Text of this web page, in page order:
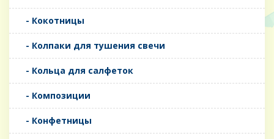
- Кокотницы
- Колпаки для тушения свечи
- Кольца для салфеток
- Композиции
- Конфетницы